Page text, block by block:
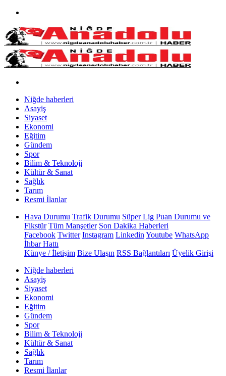
Niğde haberleri
Asayiş
Siyaset
Ekonomi
Eğitim
Gündem
Spor
Bilim & Teknoloji
Kültür & Sanat
Sağlık
Tarım
Resmi İlanlar
Hava Durumu Trafik Durumu Süper Lig Puan Durumu ve
Fikstür Tüm Manşetler Son Dakika Haberleri
Facebook Twitter Instagram Linkedin Youtube WhatsApp
İhbar Hattı
Künye / İletişim Bize Ulaşın RSS Bağlantıları Üyelik Girişi
Niğde haberleri
Asayiş
Siyaset
Ekonomi
Eğitim
Gündem
Spor
Bilim & Teknoloji
Kültür & Sanat
Sağlık
Tarım
Resmi İlanlar